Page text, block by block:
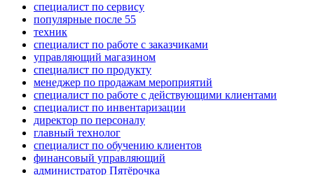
специалист по сервису
популярные после 55
техник
специалист по работе с заказчиками
управляющий магазином
специалист по продукту
менеджер по продажам мероприятий
специалист по работе с действующими клиентами
специалист по инвентаризации
директор по персоналу
главный технолог
специалист по обучению клиентов
финансовый управляющий
администратор Пятёрочка